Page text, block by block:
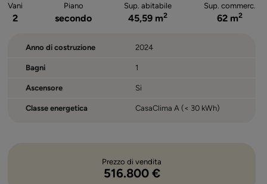
Vani
2
Piano
secondo
Sup. abitabile
45,59 m2
Sup. commerc.
62 m2
Anno di costruzione 2024
Bagni 1
Ascensore Si
Classe energetica CasaClima A (< 30 kWh)
Prezzo di vendita
516.800 €